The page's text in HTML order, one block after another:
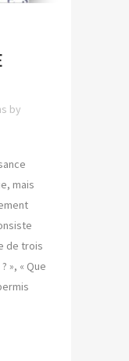
by
mais
de trois
», « Que